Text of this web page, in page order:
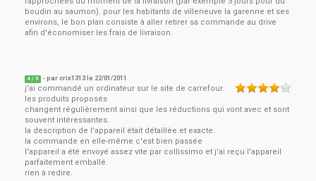
boudin au saumon). pour les habitants de villeneuve la garenne et ses
environs, le bon plan consiste à aller retirer sa commande au drive
afin d'économiser les frais de livraison.
4 / 5 - parcrix1313 le 22/01/2011
j'ai commandé un ordinateur sur le site de carrefour.
les produits proposés
changent régulièrement ainsi que les réductions qui vont avec et sont
souvent intéressantes.
la description de l'appareil était détaillée et exacte.
la commande en elle-même c'est bien passée
l'appareil a été envoyé assez vite par collissimo et j'ai reçu l'appareil
parfaitement emballé.
rien à redire.